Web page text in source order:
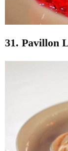
31. Pavillon